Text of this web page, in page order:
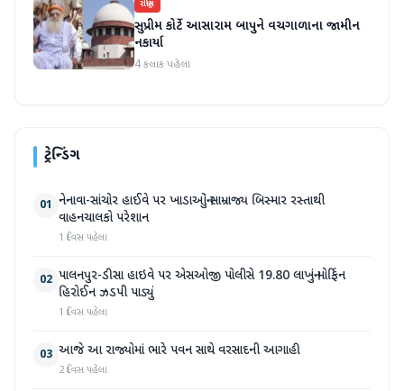
રાષ્ટ્રીય
સુપ્રીમ કોર્ટે આસારામ બાપુને વચગાળાના જામીન
નકાર્યા
4 કલાક પહેલા
ટ્રેન્ડિંગ
01 નેનાવા-સાંચોર હાઈવે પર ખાડાઓનું સામ્રાજ્ય બિસ્માર રસ્તાથી
વાહનચાલકો પરેશાન
1 દિવસ પહેલા
02 પાલનપુર-ડીસા હાઇવે પર એસઓજી પોલીસે 19.80 લાખનું મોર્ફિન
હિરોઈન ઝડપી પાડ્યું
1 દિવસ પહેલા
03 આજે આ રાજ્યોમાં ભારે પવન સાથે વરસાદની આગાહી
2 દિવસ પહેલા